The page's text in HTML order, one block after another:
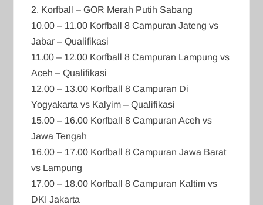
2. Korfball – GOR Merah Putih Sabang
10.00 – 11.00 Korfball 8 Campuran Jateng vs
Jabar – Qualifikasi
11.00 – 12.00 Korfball 8 Campuran Lampung vs
Aceh – Qualifikasi
12.00 – 13.00 Korfball 8 Campuran Di
Yogyakarta vs Kalyim – Qualifikasi
15.00 – 16.00 Korfball 8 Campuran Aceh vs
Jawa Tengah
16.00 – 17.00 Korfball 8 Campuran Jawa Barat
vs Lampung
17.00 – 18.00 Korfball 8 Campuran Kaltim vs
DKI Jakarta